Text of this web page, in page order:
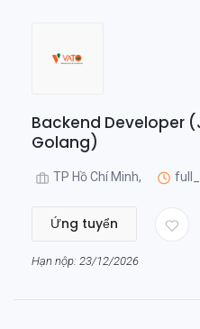
Backend Developer
Golang)
TP Hồ Chí Minh,
Ứng tuyển
Hạn nộp: 23/12/2026